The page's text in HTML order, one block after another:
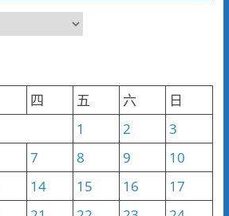
四 五 六
日
1
2
3
7 8 9
10
14 15 16
17